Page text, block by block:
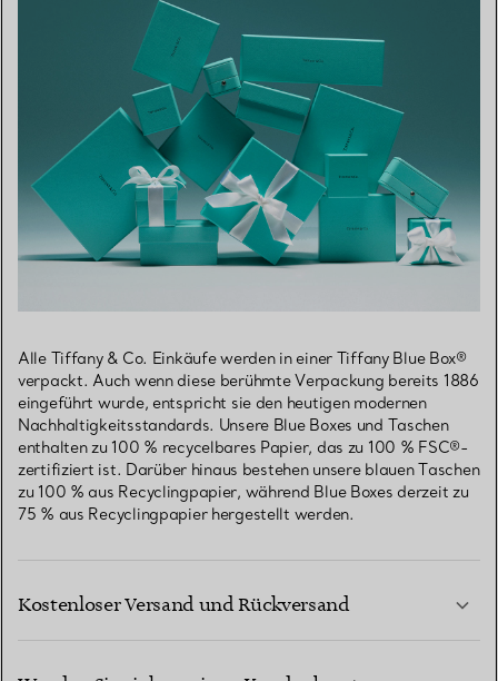
Alle Tiffany & Co. Einkäufe werden in einer Tiffany Blue Box®
verpackt. Auch wenn diese berühmte Verpackung bereits 1886
eingeführt wurde, entspricht sie den heutigen modernen
Nachhaltigkeitsstandards. Unsere Blue Boxes und Taschen
enthalten zu 100 % recycelbares Papier, das zu 100 % FSC®-
zertifiziert ist. Darüber hinaus bestehen unsere blauen Taschen
zu 100 % aus Recyclingpapier, während Blue Boxes derzeit zu
75 % aus Recyclingpapier hergestellt werden.
Kostenloser Versand und Rückversand